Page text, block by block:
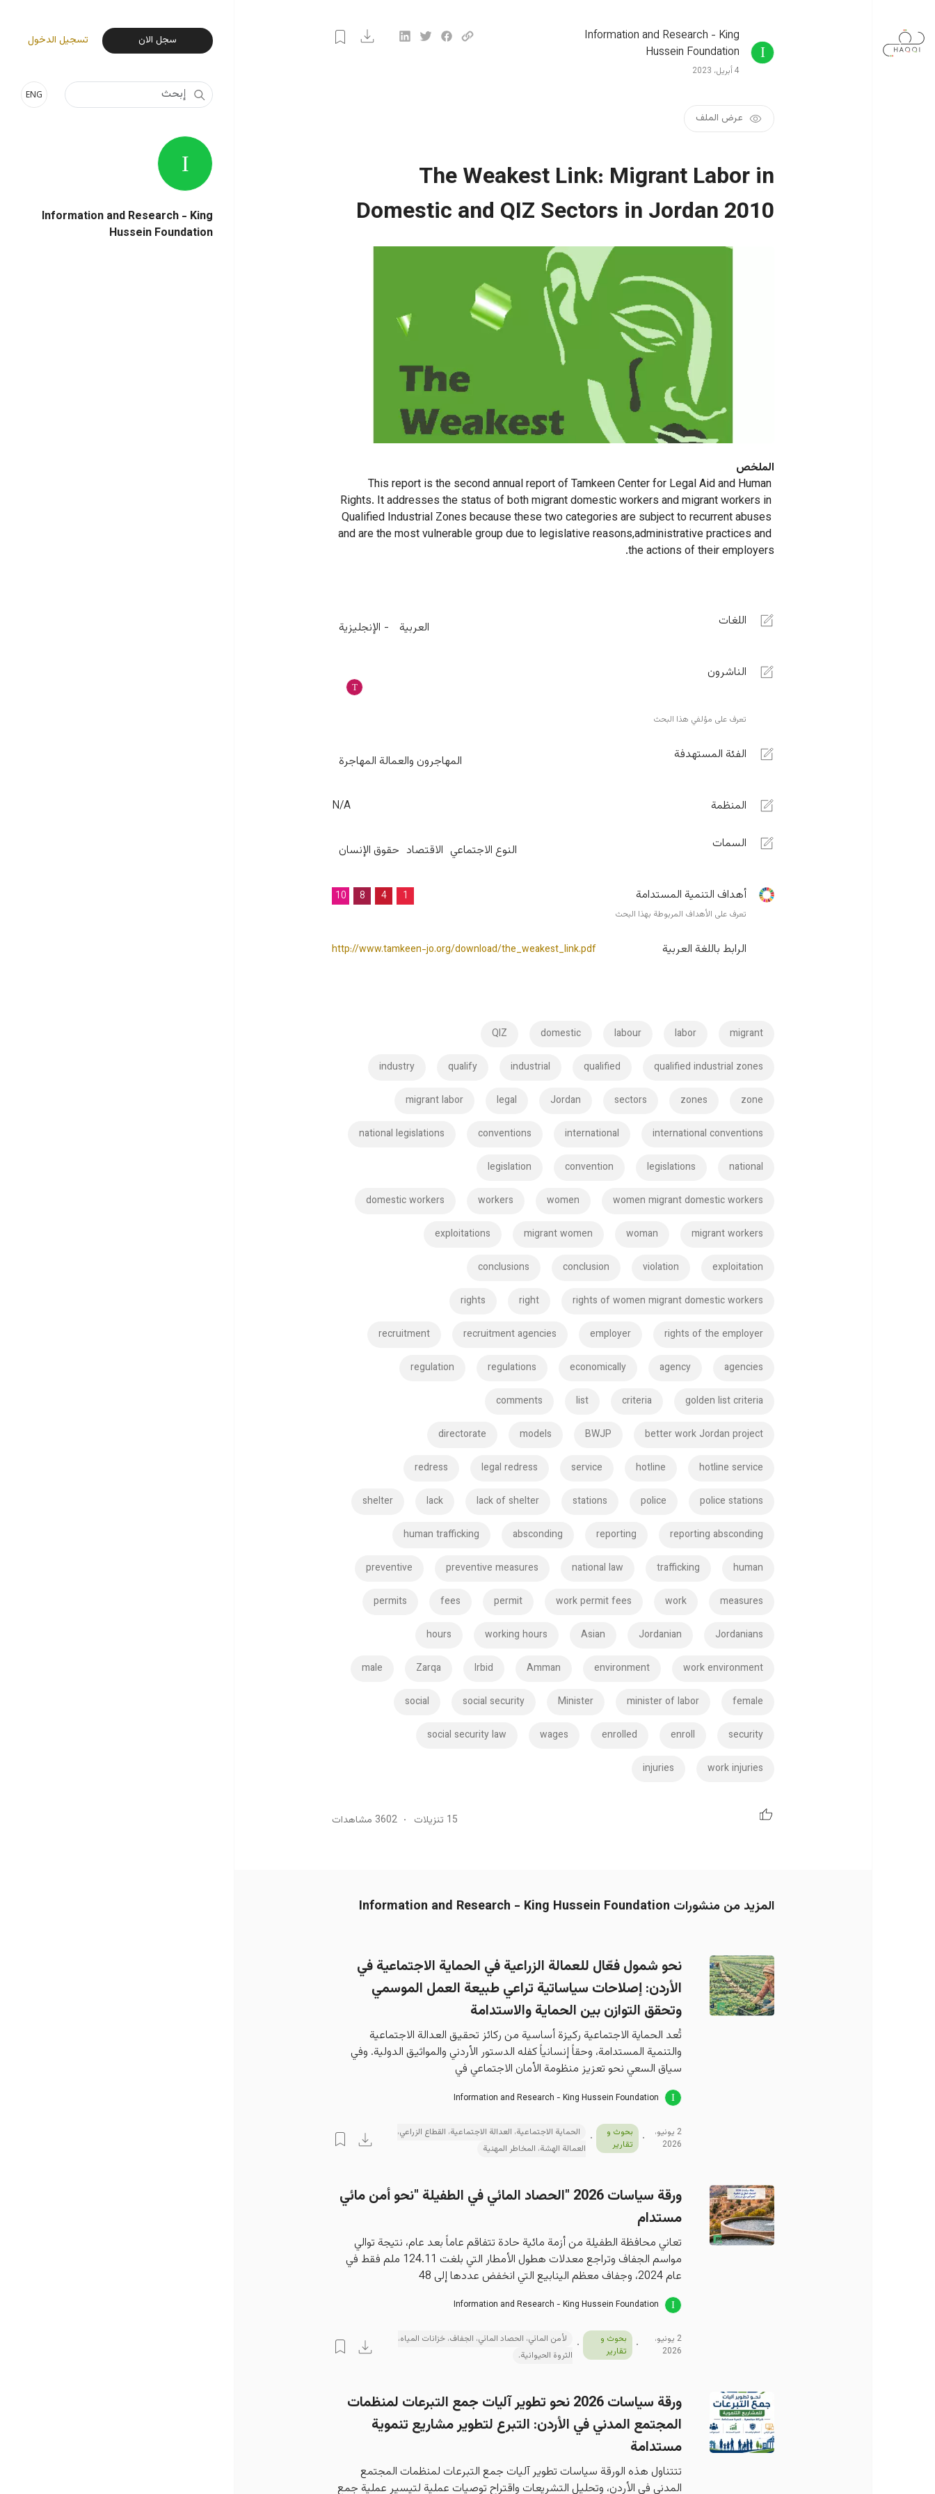
Information and Research - King
Hussein Foundation
4 أبريل، 2023
عرض الملف
The Weakest Link: Migrant Labor in
Domestic and QIZ Sectors in Jordan 2010
الملخص
This report is the second annual report of Tamkeen Center for Legal Aid and Human
Rights. It addresses the status of both migrant domestic workers and migrant workers in
Qualified Industrial Zones because these two categories are subject to recurrent abuses
and are the most vulnerable group due to legislative reasons,administrative practices and
the actions of their employers.
اللغات العربية الإنجليزية
الناشرون
تعرف على مؤلفي هذا البحث
الفئة المستهدفة المهاجرون والعمالة المهاجرة
المنظمة N/A
السمات النوع الاجتماعي الاقتصاد حقوق الإنسان
أهداف التنمية المستدامة 1
4
8
10
تعرف على الأهداف المربوطة بهذا البحث
الرابط باللغة العربية http://www.tamkeen-jo.org/download/the_weakest_link.pdf
migrant
labor
labour
domestic
QIZ
qualified industrial zones
qualified
industrial
qualify
industry
zone
zones
sectors
Jordan
legal
migrant labor
international conventions
international
conventions
national legislations
national
legislations
convention
legislation
women migrant domestic workers
women
workers
domestic workers
migrant workers
woman
migrant women
exploitations
exploitation
violation
conclusion
conclusions
rights of women migrant domestic workers
right
rights
rights of the employer
employer
recruitment agencies
recruitment
agencies
agency
economically
regulations
regulation
golden list criteria
criteria
list
comments
better work Jordan project
BWJP
models
directorate
hotline service
hotline
service
legal redress
redress
police stations
police
stations
lack of shelter
lack
shelter
reporting absconding
reporting
absconding
human trafficking
human
trafficking
national law
preventive measures
preventive
measures
work
work permit fees
permit
fees
permits
Jordanians
Jordanian
Asian
working hours
hours
work environment
environment
Amman
Irbid
Zarqa
male
female
minister of labor
Minister
social security
social
security
enroll
enrolled
wages
social security law
work injuries
injuries
15 تنزيلات 3602 مشاهدات
المزيد من منشورات Information and Research - King Hussein Foundation
نحو شمول فعّال للعمالة الزراعية في الحماية الاجتماعية في
الأردن: إصلاحات سياساتية تراعي طبيعة العمل الموسمي
وتحقق التوازن بين الحماية والاستدامة
تُعد الحماية الاجتماعية ركيزة أساسية من ركائز تحقيق العدالة الاجتماعية
والتنمية المستدامة، وحقاً إنسانياً كفله الدستور الأردني والمواثيق الدولية. وفي
سياق السعي نحو تعزيز منظومة الأمان الاجتماعي في
Information and Research - King Hussein Foundation
2 يونيو،
2026
بحوث و
تقارير
الحماية الاجتماعية، العدالة الاجتماعية، القطاع الزراعي،
العمالة الهشة، المخاطر المهنية
ورقة سياسات 2026 "الحصاد المائي في الطفيلة "نحو أمن مائي
مستدام
تعاني محافظة الطفيلة من أزمة مائية حادة تتفاقم عاماً بعد عام، نتيجة توالي
مواسم الجفاف وتراجع معدلات هطول الأمطار التي بلغت 124.11 ملم فقط في
عام 2024، وجفاف معظم الينابيع التي انخفض عددها إلى 48
Information and Research - King Hussein Foundation
2 يونيو،
2026
بحوث و
تقارير
لأمن المائي، الحصاد المائي، الجفاف، خزانات المياه،
الثروة الحيوانية.
ورقة سیاسات 2026 نحو تطوير آليات جمع التبرعات لمنظمات
المجتمع المدني في الأردن: التبرع لتطوير مشاريع تنموية
مستدامة
تتتناول هذه الورقة سياسات تطوير آليات جمع التبرعات لمنظمات المجتمع
المدني في الأردن، وتحليل التشريعات واقتراح توصيات عملية لتيسير عملية جمع
User Login Menu
سجل الان تسجيل الدخول
ENG
Information and Research - King
Hussein Foundation